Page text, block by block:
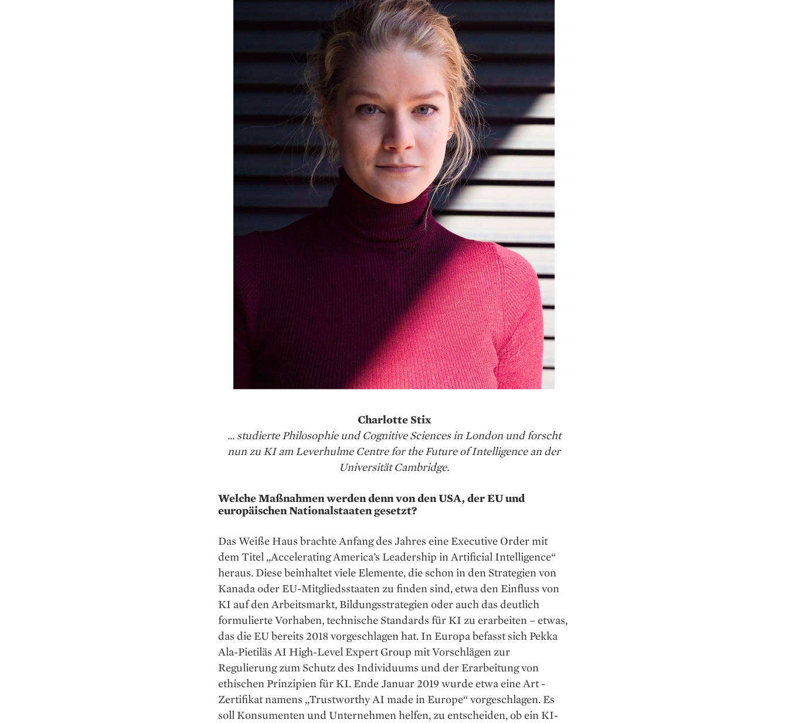
Charlotte Stix
... studierte Philosophie und Cognitive Sciences in London und forscht
nun zu KI am Leverhulme Centre for the Future of Intelligence an der
Universität Cambridge.
Welche Maßnahmen werden denn von den USA, der EU und
europäischen Nationalstaaten gesetzt?
Das Weiße Haus brachte Anfang des Jahres eine Executive Order mit
dem Titel „Accelerating America’s Leadership in Artificial Intelligence“
heraus. Diese beinhaltet viele Elemente, die schon in den Strategien von
Kanada oder EU-Mitgliedsstaaten zu finden sind, etwa den Einfluss von
KI auf den Arbeitsmarkt, Bildungsstrategien oder auch das deutlich
formulierte Vorhaben, technische Standards für KI zu erarbeiten – etwas,
das die EU bereits 2018 vorgeschlagen hat. In Europa befasst sich Pekka
Ala-Pietiläs AI High-Level Expert Group mit Vorschlägen zur
Regulierung zum Schutz des Individuums und der ­Erarbeitung von
ethischen Prinzi­pien für KI. Ende Januar 2019 wurde etwa eine Art ­
Zertifikat ­namens „Trustworthy AI made in Europe“ vorgeschlagen. Es
soll Konsumenten und Unternehmen helfen, zu entscheiden, ob ein KI-